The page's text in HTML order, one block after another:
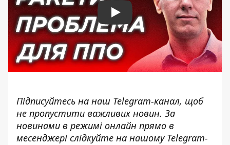
Play
Підписуйтесь на наш Telegram-канал, щоб
не пропустити важливих новин. За
новинами в режимі онлайн прямо в
месенджері слідкуйте на нашому Telegram-